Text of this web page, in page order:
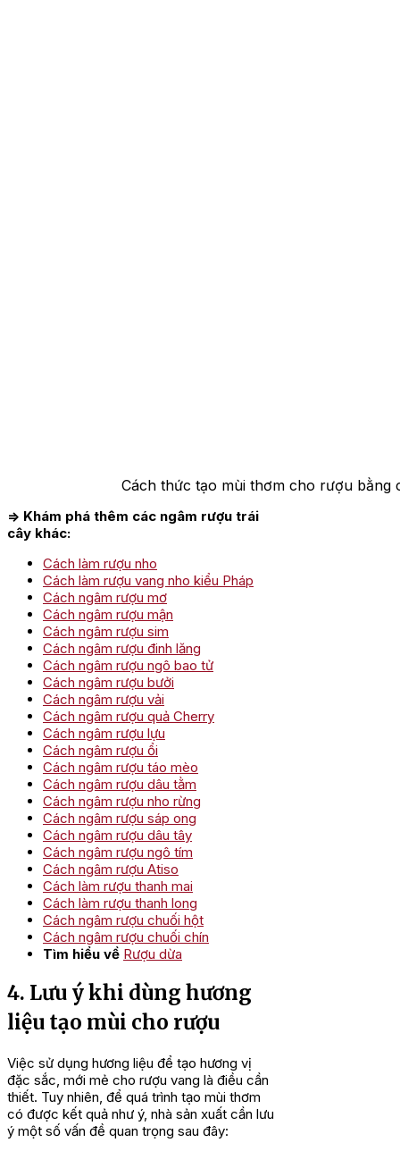
Cách thức tạo mùi thơm cho rượu bằng
=> Khám phá thêm các ngâm rượu trái
cây khác:
Cách làm rượu nho
Cách làm rượu vang nho kiểu Pháp
Cách ngâm rượu mơ
Cách ngâm rượu mận
Cách ngâm rượu sim
Cách ngâm rượu đinh lăng
Cách ngâm rượu ngô bao tử
Cách ngâm rượu bưởi
Cách ngâm rượu vải
Cách ngâm rượu quả Cherry
Cách ngâm rượu lựu
Cách ngâm rượu ổi
Cách ngâm rượu táo mèo
Cách ngâm rượu dâu tằm
Cách ngâm rượu nho rừng
Cách ngâm rượu sáp ong
Cách ngâm rượu dâu tây
Cách ngâm rượu ngô tím
Cách ngâm rượu Atiso
Cách làm rượu thanh mai
Cách làm rượu thanh long
Cách ngâm rượu chuối hột
Cách ngâm rượu chuối chín
Tìm hiểu về Rượu dừa
4. Lưu ý khi dùng hương
liệu tạo mùi cho rượu
Việc sử dụng hương liệu để tạo hương vị
đặc sắc, mới mẻ cho rượu vang là điều cần
thiết. Tuy nhiên, để quá trình tạo mùi thơm
có được kết quả như ý, nhà sản xuất cần lưu
ý một số vấn đề quan trọng sau đây: